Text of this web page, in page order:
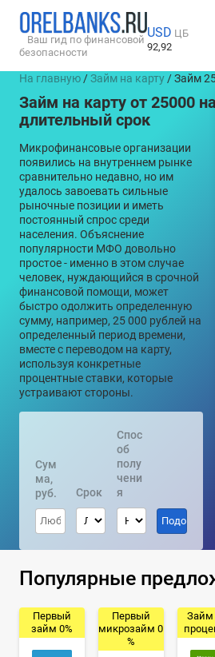
Ваш гид по финансовой
безопасности
USD ЦБ
92,92
На главную /Займ на карту / Займ
Займ на карту от 25000 на
длительный срок
Микрофинансовые организации
появились на внутреннем рынке
сравнительно недавно, но им
удалось завоевать сильные
рыночные позиции и иметь
постоянный спрос среди
населения. Объяснение
популярности МФО довольно
простое - именно в этом случае
человек, нуждающийся в срочной
финансовой помощи, может
быстро одолжить определенную
сумму, например, 25 000 рублей на
определенный период времени,
вместе с переводом на карту,
используя конкретные
процентные ставки, которые
устраивают стороны.
Сум
ма,
руб.
Срок
Спос
об
полу
чени
я
Популярные
Первый
займ 0%
Первый
микрозайм 0
%
Займ